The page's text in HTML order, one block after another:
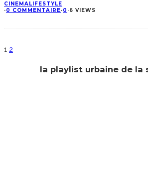
CINEMA LIFESTYLE
·0 COMMENTAIRE·0 ·6 VIEWS
1 2
la playlist urbaine de la